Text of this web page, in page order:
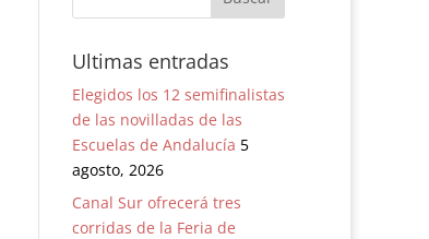
Ultimas entradas
Elegidos los 12 semifinalistas
de las novilladas de las
Escuelas de Andalucía 5
agosto, 2026
Canal Sur ofrecerá tres
corridas de la Feria de